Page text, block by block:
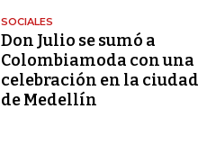
SOCIALES
Don Julio se sumó a
Colombiamoda con una
celebración en la ciudad
de Medellín